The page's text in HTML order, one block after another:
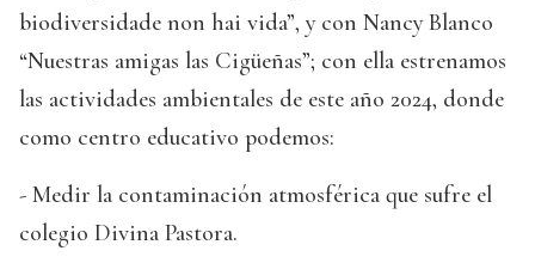
biodiversidade non hai vida”, y con Nancy Blanco
“Nuestras amigas las Cigüeñas”; con ella estrenamos
las actividades ambientales de este año 2024, donde
como centro educativo podemos:
- Medir la contaminación atmosférica que sufre el
colegio Divina Pastora.